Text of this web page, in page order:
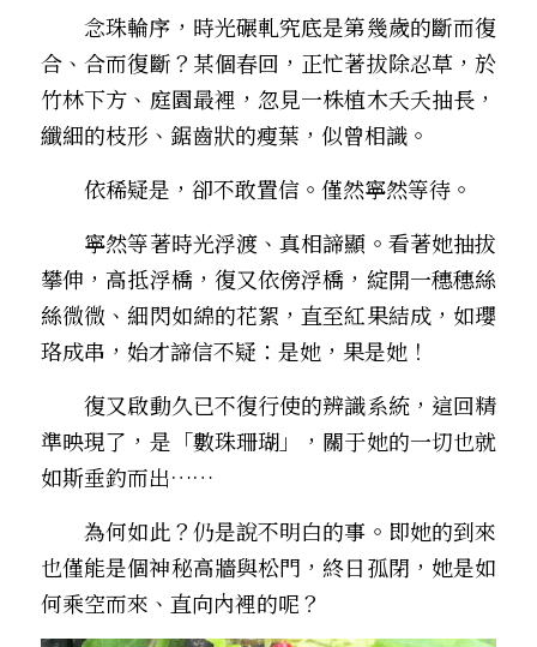
念珠輪序，時光碾軋――究底是第幾歲的斷而復
合、合而復斷？某個春回，正忙著拔除忍草，於
竹林下方、庭園最裡，忽見一株植木夭夭抽長，
纖細的枝形、鋸齒狀的瘦葉，似曾相識。
依稀疑是，卻不敢置信。僅然寧然等待。
寧然等著時光浮渡、真相諦顯。看著她抽拔
攀伸，高抵浮橋，復又依傍浮橋，綻開一穗穗絲
絲微微、細閃如綿的花絮，直至紅果結成，如瓔
珞成串，始才諦信不疑：是她，果是她！
復又啟動久已不復行使的辨識系統，這回精
準映現了，是「數珠珊瑚」，關于她的一切也就
如斯垂釣而出……
為何如此？仍是說不明白的事。即她的到來
也僅能是個神秘――高牆與松門，終日孤閉，她是如
何乘空而來、直向內裡的呢？